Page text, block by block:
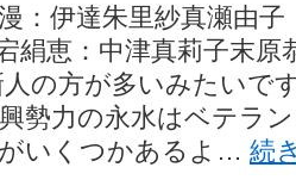
：伊達朱里紗真瀬由
絹恵：中津真莉子末原
の方が多いみたいで
勢力の永水はベテラ
いくつかあるよ… 続